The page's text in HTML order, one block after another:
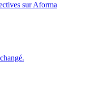
sur Aforma